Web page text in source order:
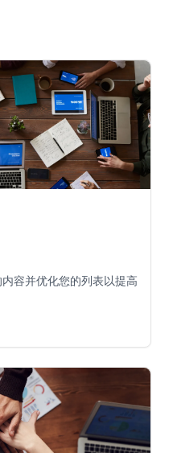
容并优化您的列表以提高